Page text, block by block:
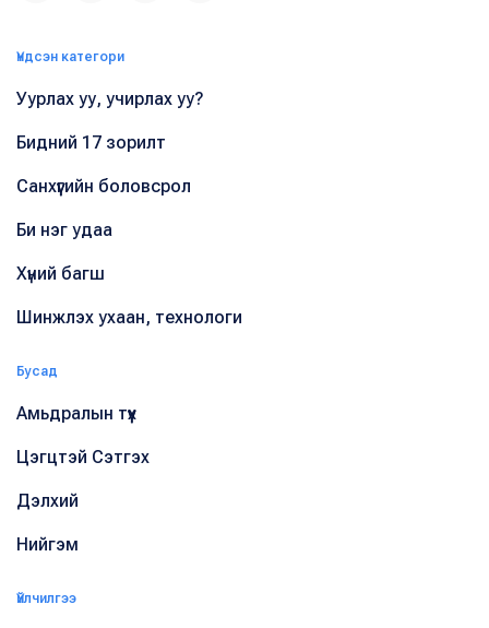
Үндсэн категори
Уурлах уу, учирлах уу?
Бидний 17 зорилт
Санхүүгийн боловсрол
Би нэг удаа
Хүний багш
Шинжлэх ухаан, технологи
Бусад
Амьдралын түүх
Цэгцтэй Сэтгэх
Дэлхий
Нийгэм
Үйлчилгээ